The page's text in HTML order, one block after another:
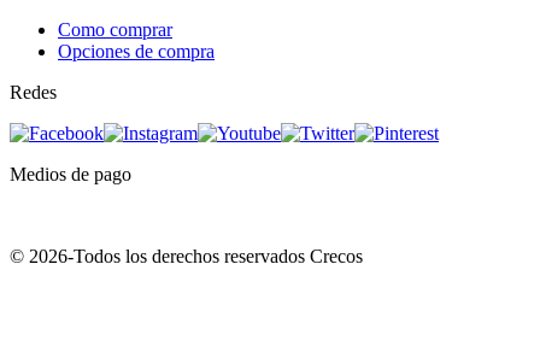
Como comprar
Opciones de compra
Redes
Medios de pago
© 2026-Todos los derechos reservados Crecos